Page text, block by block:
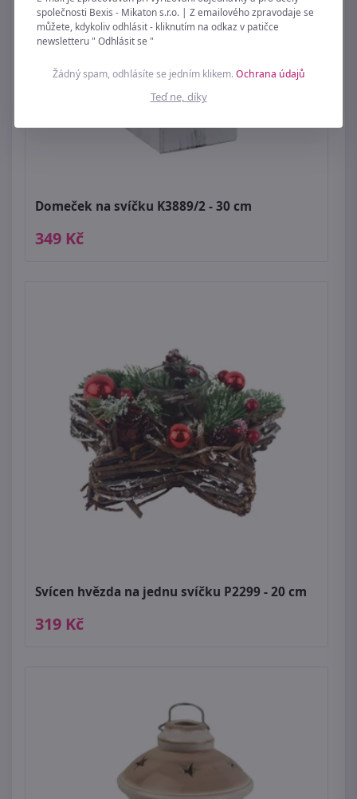
Domeček na svíčku K3889/2 - 30 cm
349 Kč
Svícen hvězda na jednu svíčku P2299 - 20 cm
319 Kč
společnosti Bexis - Mikaton s.r.o. | Z emailového zpravodaje se
můžete, kdykoliv odhlásit - kliknutím na odkaz v patičce
newsletteru " Odhlásit se "
Žádný spam, odhlásíte se jedním klikem.Ochrana údajů
Teď ne, díky